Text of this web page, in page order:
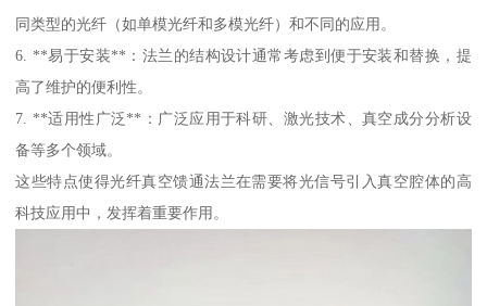
同类型的光纤（如单模光纤和多模光纤）和不同的应用。
6. **易于安装**：法兰的结构设计通常考虑到便于安装和替换，提
高了维护的便利性。
7. **适用性广泛**：广泛应用于科研、激光技术、真空成分分析设
备等多个领域。
这些特点使得光纤真空馈通法兰在需要将光信号引入真空腔体的高
科技应用中，发挥着重要作用。